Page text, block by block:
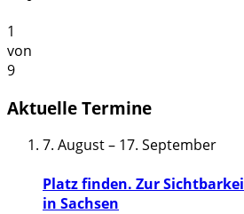
1
von
9
Aktuelle Termine
7. August– 17. September
Platz finden. Zur
in Sachsen